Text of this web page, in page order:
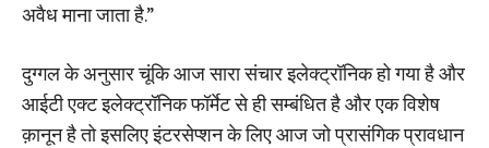
अवैध माना जाता है.”
दुग्गल के अनुसार चूंकि आज सारा संचार इलेक्ट्रॉनिक हो गया है और
आईटी एक्ट इलेक्ट्रॉनिक फॉर्मेट से ही सम्बंधित है और एक विशेष
क़ानून है तो इसलिए इंटरसेप्शन के लिए आज जो प्रासंगिक प्रावधान